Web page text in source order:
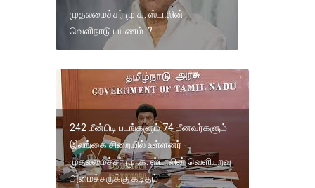
முதலமைச்சர் மு.க. ஸ்டாலின்
வெளிநாடு பயணம்..?
242 மீன்பிடி படங்களும் 74 மீனவர்களும்
இலங்கை சிறையில் உள்ளனர் -
முதலமைச்சர் மு .க. ஸ்டாலின் வெளியுறவு
அமைச்சருக்கு கடிதம்